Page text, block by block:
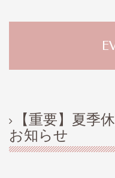
【重要】夏季
お知らせ